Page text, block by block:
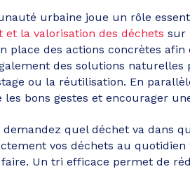
urbaine joue un rôle
et la valorisation des déchets sur
place des actions concrètes
des solutions
ou la réutilisation. En
les bons gestes et encourager
demandez quel déchet va dans
vos déchets au
Un tri efficace permet de